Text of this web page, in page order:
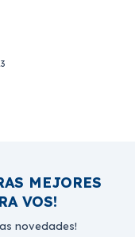
MEJORES
VOS!
novedades!